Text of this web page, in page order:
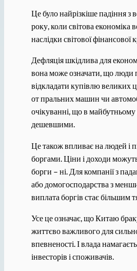
Це було найрізкіше падіння з
року, коли світова економіка
наслідки світової фінансової
Дефляція шкідлива для
вона може означати, що
відкладати купівлю великих
от пральних машин чи
очікуванні, що в
дешевшими.
Це також впливає на людей і
боргами. Ціни і доходи
борги – ні. Для компанії з
або домогосподарства з
виплата боргів стає більшим
Усе це означає, що Китаю
життєво важливого для
впевненості. І влада
інвесторів і споживачів.